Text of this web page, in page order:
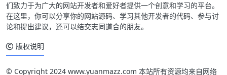
们致力于为广大的网站开发者和爱好者提供一个创意和学习的平台。
在这里，你可以分享你的网站源码、学习其他开发者的代码、参与讨
论和提出建议，还可以结交志同道合的朋友。
版权说明
© Copyright 2024 www.yuanmazz.com 本站所有资源均来自网络